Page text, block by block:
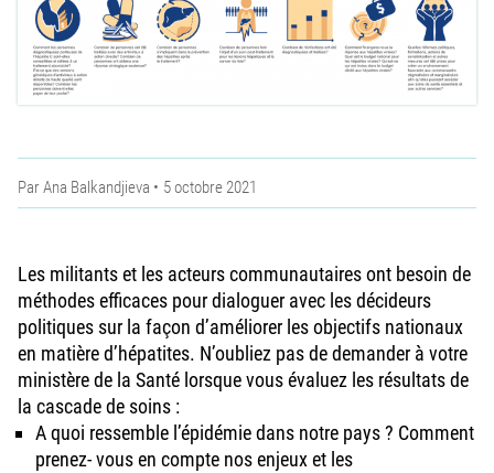
ParAna Balkandjieva 5 octobre 2021
Les militants et les acteurs communautaires ont besoin de
méthodes efficaces pour dialoguer avec les décideurs
politiques sur la façon d’améliorer les objectifs nationaux
en matière d’hépatites. N’oubliez pas de demander à votre
ministère de la Santé lorsque vous évaluez les résultats de
la cascade de soins :
A quoi ressemble l’épidémie dans notre pays ? Comment
prenez- vous en compte nos enjeux et les